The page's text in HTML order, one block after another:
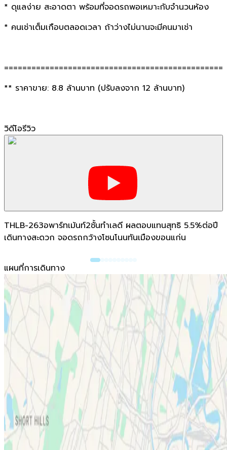
* ดุแลง่าย สะอาดตา พร้อมที่จอดรถพอเหมาะกับจำนวนห้อง
* คนเช่าเต็มเกือบตลอดเวลา ถ้าว่างไม่นานจะมีคนมาเช่า
================================================
** ราคาขาย: 8.8 ล้านบาท (ปรับลงจาก 12 ล้านบาท)
วิดีโอรีวิว
THLB-263อพาร์ทเม้นท์2ชั้นทำเลดี ผลตอบแทนสุทธิ 5.5%ต่อปี
เดินทางสะดวก จอดรถกว้างโซนโนนทันเมืองขอนแก่น
แผนที่การเดินทาง